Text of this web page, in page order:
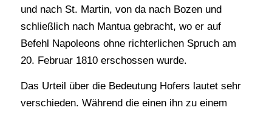
und nach St. Martin, von da nach Bozen und
schließlich nach Mantua gebracht, wo er auf
Befehl Napoleons ohne richterlichen Spruch am
20. Februar 1810 erschossen wurde.
Das Urteil über die Bedeutung Hofers lautet sehr
verschieden. Während die einen ihn zu einem